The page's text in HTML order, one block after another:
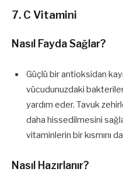
7. C Vitamini
Nasıl Fayda Sağlar?
Güçlü bir antioksidan
vücudunuzdaki
yardım eder. Tavuk
daha hissedilmesini
vitaminlerin bir kısmını
Nasıl Hazırlanır?